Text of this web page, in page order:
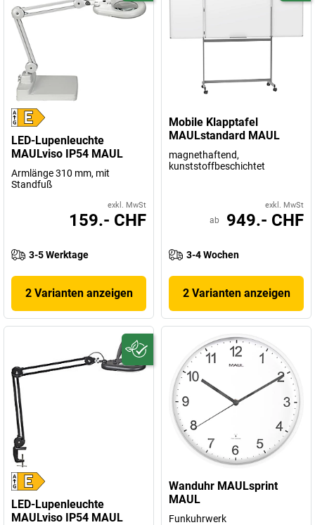
LED-Lupenleuchte
MAULviso IP54 MAUL
Armlänge 310 mm, mit
Standfuß
exkl. MwSt
159.- CHF
3-5 Werktage
2 Varianten anzeigen
Mobile Klapptafel
MAULstandard MAUL
magnethaftend,
kunststoffbeschichtet
exkl. MwSt
ab 949.- CHF
3-4 Wochen
2 Varianten anzeigen
LED-Lupenleuchte
MAULviso IP54 MAUL
Wanduhr MAULsprint
MAUL
Funkuhrwerk